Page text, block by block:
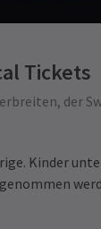
Tickets
der
Kinder